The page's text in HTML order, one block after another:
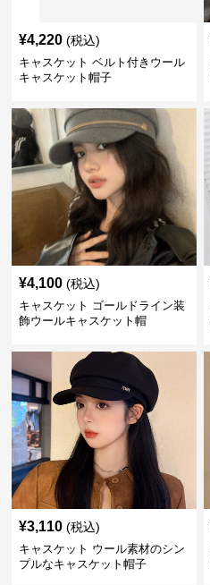
¥4,220 (税込)
キャスケット ベルト付きウール
キャスケット帽子
¥4,100 (税込)
キャスケット ゴールドライン装
飾ウールキャスケット帽
¥3,110 (税込)
キャスケット ウール素材のシン
プルなキャスケット帽子